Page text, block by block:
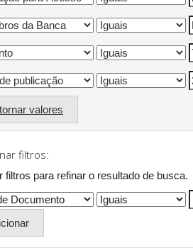
valores
filtros:
filtros para refinar o resultado de busca.